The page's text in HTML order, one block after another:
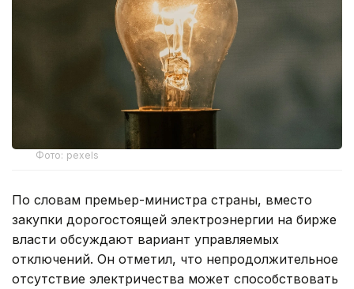
Фото: pexels
По словам премьер-министра страны, вместо
закупки дорогостоящей электроэнергии на бирже
власти обсуждают вариант управляемых
отключений. Он отметил, что непродолжительное
отсутствие электричества может способствовать